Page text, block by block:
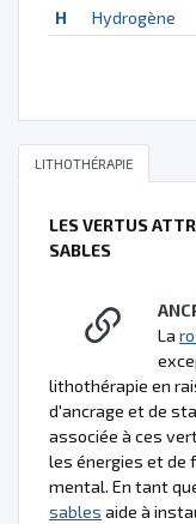
H Hydrogène
LITHOTHÉRAPIE
LES VERTUS
SABLES
La
lithothérapie en
d'ancrage et de
associée à ces
les énergies et de
mental. En tant
sables aide à